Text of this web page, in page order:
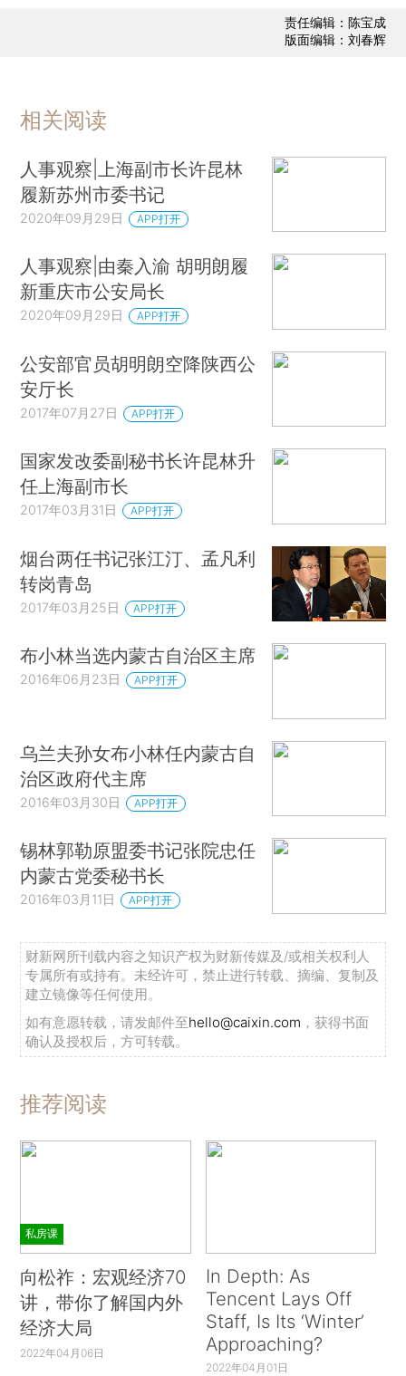
责任编辑：陈宝成
版面编辑：刘春辉
相关阅读
人事观察|上海副市长许昆林
履新苏州市委书记
2020年09月29日 APP打开
人事观察|由秦入渝 胡明朗履
新重庆市公安局长
2020年09月29日 APP打开
公安部官员胡明朗空降陕西公
安厅长
2017年07月27日 APP打开
国家发改委副秘书长许昆林升
任上海副市长
2017年03月31日 APP打开
烟台两任书记张江汀、孟凡利
转岗青岛
2017年03月25日 APP打开
布小林当选内蒙古自治区主席
2016年06月23日 APP打开
乌兰夫孙女布小林任内蒙古自
治区政府代主席
2016年03月30日 APP打开
锡林郭勒原盟委书记张院忠任
内蒙古党委秘书长
2016年03月11日 APP打开
财新网所刊载内容之知识产权为财新传媒及/或相关权利人
专属所有或持有。未经许可，禁止进行转载、摘编、复制及
建立镜像等任何使用。
如有意愿转载，请发邮件至hello@caixin.com ，获得书面
确认及授权后，方可转载。
推荐阅读
私房课
向松祚：宏观经济70
讲，带你了解国内外
经济大局
2022年04月06日
In Depth: As
Tencent Lays Off
Staff, Is Its ‘Winter’
Approaching?
2022年04月01日